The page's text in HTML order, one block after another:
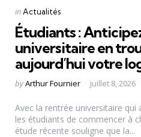
Categories
Posted
in
inActualités
Étudiants :
universitaire en
aujourd’hui votre
Posted
byArthur Fournier juillet 8, 2026
Avec la rentrée universitaire
les étudiants de commencer à
étude récente souligne que la...